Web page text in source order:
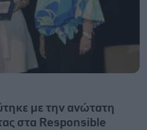
με την ανώτατη
στα Responsible